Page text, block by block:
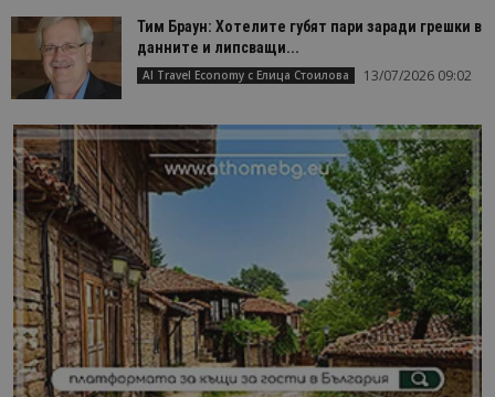
Тим Браун: Хотелите губят пари заради грешки в
данните и липсващи...
AI Travel Economy с Елица Стоилова 13/07/2026 09:02